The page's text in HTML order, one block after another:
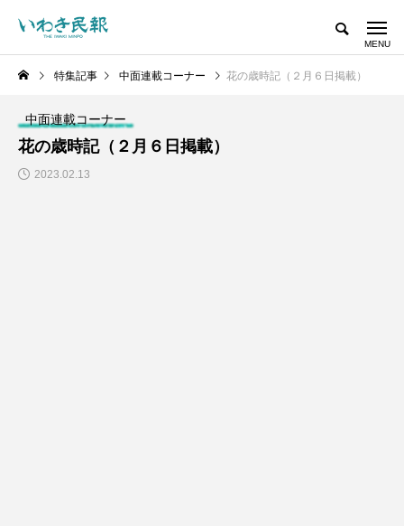
特集記事 中面連載コーナー 花の歳時記（２月６日掲載）
中面連載コーナー
花の歳時記（２月６日掲載）
2023.02.13